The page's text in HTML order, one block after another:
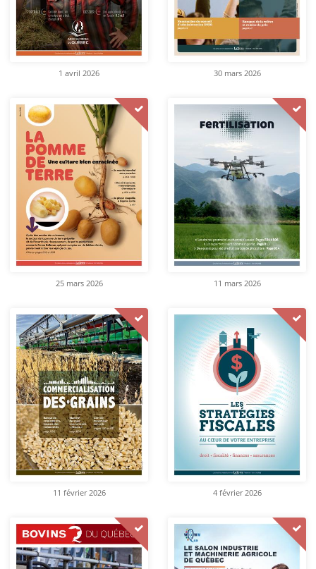
1 avril 2026 30 mars 2026
25 mars 2026 11 mars 2026
11 février 2026 4 février 2026